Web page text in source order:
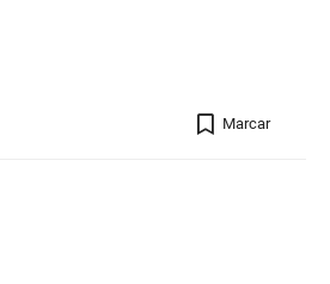
MarcarRegistro